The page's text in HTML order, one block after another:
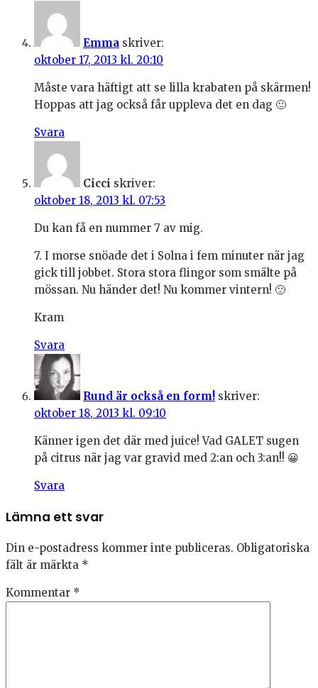
Emma skriver:
oktober 17, 2013 kl. 20:10
Måste vara häftigt att se lilla krabaten på skärmen!
Hoppas att jag också får uppleva det en dag 🙂
Svara
Cicci skriver:
oktober 18, 2013 kl. 07:53
Du kan få en nummer 7 av mig.
7. I morse snöade det i Solna i fem minuter när jag
gick till jobbet. Stora stora flingor som smälte på
mössan. Nu händer det! Nu kommer vintern! 🙂
Kram
Svara
Rund är också en form! skriver:
oktober 18, 2013 kl. 09:10
Känner igen det där med juice! Vad GALET sugen
på citrus när jag var gravid med 2:an och 3:an!! 😀
Svara
Lämna ett svar
Din e-postadress kommer inte publiceras. Obligatoriska
fält är märkta *
Kommentar *